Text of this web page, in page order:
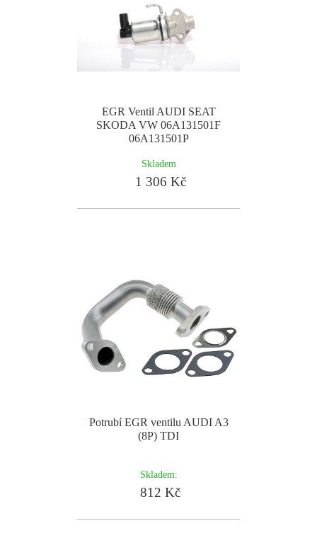
EGR Ventil AUDI SEAT
SKODA VW 06A131501F
06A131501P
Skladem
1 306 Kč
Potrubí EGR ventilu AUDI A3
(8P) TDI
Skladem:
812 Kč